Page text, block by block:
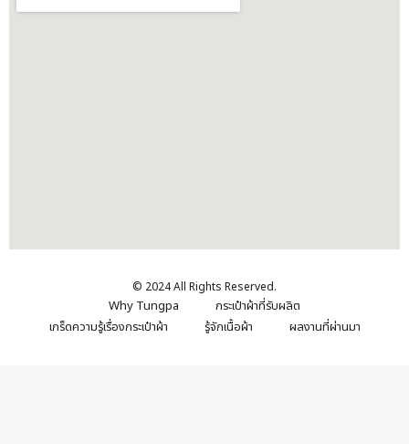
© 2024 All Rights Reserved.
Why Tungpa
กระเป๋าผ้าที่รับผลิต
เกร็ดความรู้เรื่องกระเป๋าผ้า
รู้จักเนื้อผ้า ผลงานที่ผ่านมา